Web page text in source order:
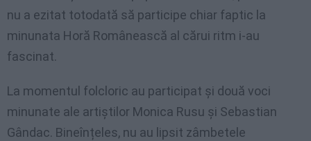
nu a ezitat totodată să participe chiar faptic la
minunata Horă Românească al cărui ritm i-au
fascinat.
La momentul folcloric au participat și două voci
minunate ale artiștilor Monica Rusu și Sebastian
Gândac. Bineînțeles, nu au lipsit zâmbetele